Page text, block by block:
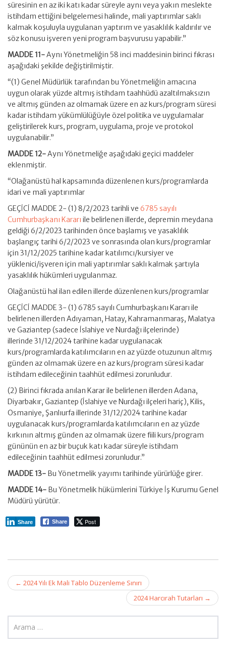
süresinin en az iki katı kadar süreyle aynı veya yakın meslekte
istihdam ettiğini belgelemesi halinde, mali yaptırımlar saklı
kalmak koşuluyla uygulanan yaptırım ve yasaklılık kaldırılır ve
söz konusu işveren yeni program başvurusu yapabilir.”
MADDE 11-Aynı Yönetmeliğin 58 inci maddesinin birinci fıkrası
aşağıdaki şekilde değiştirilmiştir.
“(1) Genel Müdürlük tarafından bu Yönetmeliğin amacına
uygun olarak yüzde altmış istihdam taahhüdü azaltılmaksızın
ve altmış günden az olmamak üzere en az kurs/program süresi
kadar istihdam yükümlülüğüyle özel politika ve uygulamalar
geliştirilerek kurs, program, uygulama, proje ve protokol
uygulanabilir.”
MADDE 12-Aynı Yönetmeliğe aşağıdaki geçici maddeler
eklenmiştir.
“Olağanüstü hal kapsamında düzenlenen kurs/programlarda
idari ve mali yaptırımlar
GEÇİCİ MADDE 2- (1) 8/2/2023 tarihli ve 6785 sayılı
Cumhurbaşkanı Kararı ile belirlenen illerde, depremin meydana
geldiği 6/2/2023 tarihinden önce başlamış ve yasaklılık
başlangıç tarihi 6/2/2023 ve sonrasında olan kurs/programlar
için 31/12/2025 tarihine kadar katılımcı/kursiyer ve
yüklenici/işveren için mali yaptırımlar saklı kalmak şartıyla
yasaklılık hükümleri uygulanmaz.
Olağanüstü hal ilan edilen illerde düzenlenen kurs/programlar
GEÇİCİ MADDE 3- (1) 6785 sayılı Cumhurbaşkanı Kararı ile
belirlenen illerden Adıyaman, Hatay, Kahramanmaraş, Malatya
ve Gaziantep (sadece İslahiye ve Nurdağı ilçelerinde)
illerinde 31/12/2024 tarihine kadar uygulanacak
kurs/programlarda katılımcıların en az yüzde otuzunun altmış
günden az olmamak üzere en az kurs/program süresi kadar
istihdam edileceğinin taahhüt edilmesi zorunludur.
(2) Birinci fıkrada anılan Karar ile belirlenen illerden Adana,
Diyarbakır, Gaziantep (İslahiye ve Nurdağı ilçeleri hariç), Kilis,
Osmaniye, Şanlıurfa illerinde 31/12/2024 tarihine kadar
uygulanacak kurs/programlarda katılımcıların en az yüzde
kırkının altmış günden az olmamak üzere fiili kurs/program
gününün en az bir buçuk katı kadar süreyle istihdam
edileceğinin taahhüt edilmesi zorunludur.”
MADDE 13- Bu Yönetmelik yayımı tarihinde yürürlüğe girer.
MADDE 14- Bu Yönetmelik hükümlerini Türkiye İş Kurumu Genel
Müdürü yürütür.
Share Post
Share
Post
navigation
← 2024 Yılı Ek Mali Tablo Düzenleme Sınırı
2024 Harcırah Tutarları →